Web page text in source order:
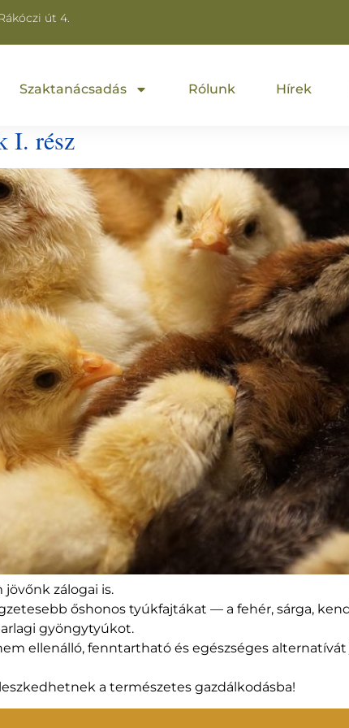
út 4.
Szaktanácsadás Rólunk Hírek
I. rész
zálogai is.
őshonos tyúkfajtákat — a fehér, sárga,
gyöngytyúkot.
ellenálló, fenntartható és egészséges
a természetes gazdálkodásba!